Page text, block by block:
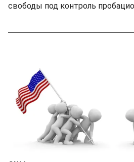
свободы под контроль